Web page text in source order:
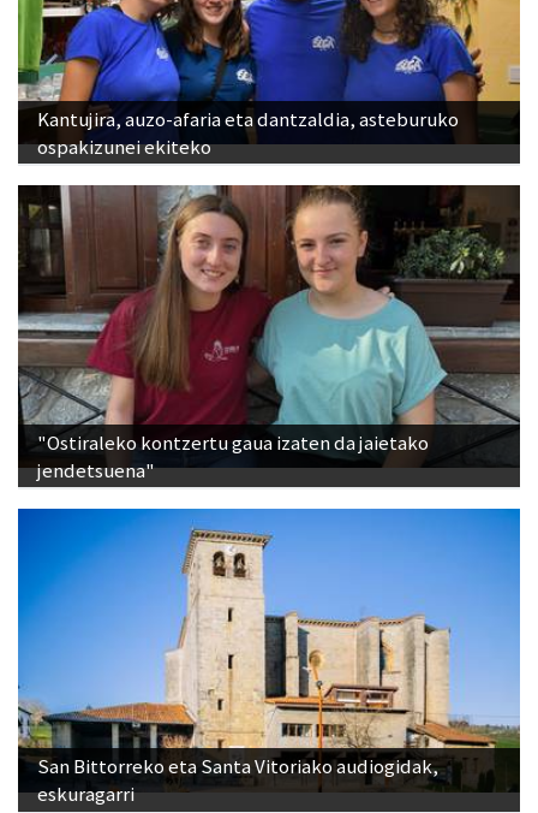
Kantujira, auzo-afaria eta dantzaldia, asteburuko
ospakizunei ekiteko
"Ostiraleko kontzertu gaua izaten da jaietako
jendetsuena"
San Bittorreko eta Santa Vitoriako audiogidak,
eskuragarri